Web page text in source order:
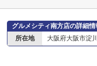
グルメシティ南方店の詳細情
所在地
大阪府大阪市淀